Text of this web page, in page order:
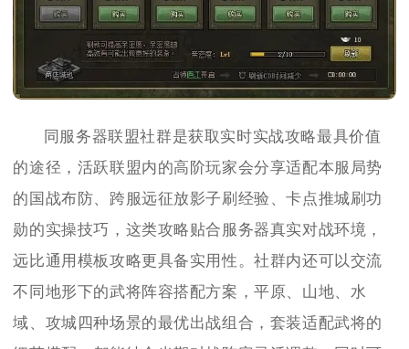
同服务器联盟社群是获取实时实战攻略最具价值
的途径，活跃联盟内的高阶玩家会分享适配本服局势
的国战布防、跨服远征放影子刷经验、卡点推城刷功
勋的实操技巧，这类攻略贴合服务器真实对战环境，
远比通用模板攻略更具备实用性。社群内还可以交流
不同地形下的武将阵容搭配方案，平原、山地、水
域、攻城四种场景的最优出战组合，套装适配武将的